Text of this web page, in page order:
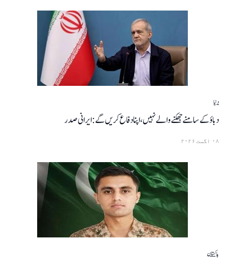
دنیا
دباؤ کے سامنے جھکنے والے نہیں، اپنا دفاع کریں گے: ایرانی صدر
۰۸ اگست ۲۰۲۶
پاکستان